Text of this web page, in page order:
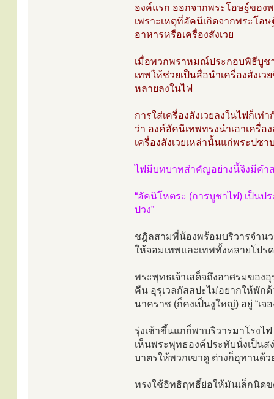
องค์แรก ออกจากพระโอษฐ์ของ
เพราะเหตุที่อัคนีเกิดจากพระโอ
อาหารหรือเครื่องสังเวย
เมื่อพวกพราหมณ์ประกอบพิธีบูช
เทพให้ช่วยเป็นสื่อนำเครื่องสังเ
หลายลงในไฟ
การใส่เครื่องสังเวยลงในไฟก็เ
ว่า องค์อัคนีเทพทรงนำเอาเครื่อ
เครื่องสังเวยเหล่านั้นแก่พระปช
ไฟมีบทบาทสำคัญอย่างนี้จึงมีคำ
“อัคนิโหตระ (การบูชาไฟ) เป็น
ปวง”
ชฎิลสามพี่น้องพร้อมบริวารจำนว
ให้จอมเทพและเทพทั้งหลายโปร
พระพุทธเจ้าเสด็จถึงอาศรมของ
คืน อุรุเวลกัสสปะไม่อยากให้พัก
นาคราช (ก็คงเป็นงูใหญ่) อยู่ “เจ
รุ่งเช้าขึ้นแกก็พาบริวารมาโรง
เห็นพระพุทธองค์ประทับนั่งเป็น
บาตรให้พวกเขาดู ต่างก็อุทานด้
ทรงใช้อิทธิฤทธิ์ย่อให้มันเล็กนิด